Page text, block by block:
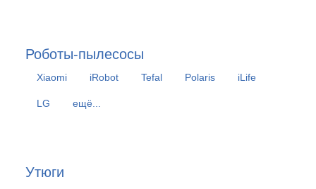
Роботы-пылесосы
Xiaomi iRobot Tefal Polaris iLife
LG ещё...
Утюги